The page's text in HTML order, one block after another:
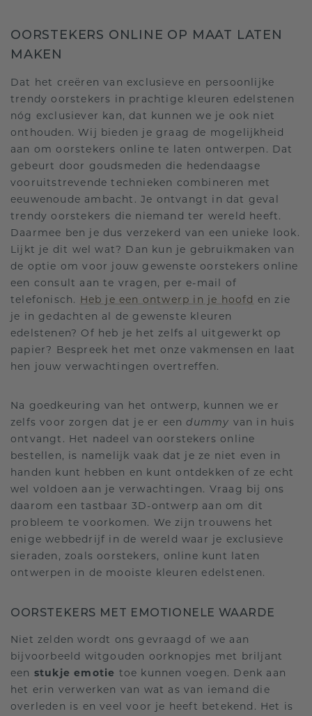
OORSTEKERS ONLINE OP MAAT LATEN
MAKEN
Dat het creëren van exclusieve en persoonlijke
trendy oorstekers in prachtige kleuren edelstenen
nóg exclusiever kan, dat kunnen we je ook niet
onthouden. Wij bieden je graag de mogelijkheid
aan om oorstekers online te laten ontwerpen. Dat
gebeurt door goudsmeden die hedendaagse
vooruitstrevende technieken combineren met
eeuwenoude ambacht. Je ontvangt in dat geval
trendy oorstekers die niemand ter wereld heeft.
Daarmee ben je dus verzekerd van een unieke look.
Lijkt je dit wel wat? Dan kun je gebruikmaken van
de optie om voor jouw gewenste oorstekers online
een consult aan te vragen, per e-mail of
telefonisch. Heb je een ontwerp in je hoofd en zie
je in gedachten al de gewenste kleuren
edelstenen? Of heb je het zelfs al uitgewerkt op
papier? Bespreek het met onze vakmensen en laat
hen jouw verwachtingen overtreffen.
Na goedkeuring van het ontwerp, kunnen we er
zelfs voor zorgen dat je er eendummy van in huis
ontvangt. Het nadeel van oorstekers online
bestellen, is namelijk vaak dat je ze niet even in
handen kunt hebben en kunt ontdekken of ze echt
wel voldoen aan je verwachtingen. Vraag bij ons
daarom een tastbaar 3D-ontwerp aan om dit
probleem te voorkomen. We zijn trouwens het
enige webbedrijf in de wereld waar je exclusieve
sieraden, zoals oorstekers, online kunt laten
ontwerpen in de mooiste kleuren edelstenen.
OORSTEKERS MET EMOTIONELE WAARDE
Niet zelden wordt ons gevraagd of we aan
bijvoorbeeld witgouden oorknopjes met briljant
een stukje emotie toe kunnen voegen. Denk aan
het erin verwerken van wat as van iemand die
overleden is en veel voor je heeft betekend. Het is